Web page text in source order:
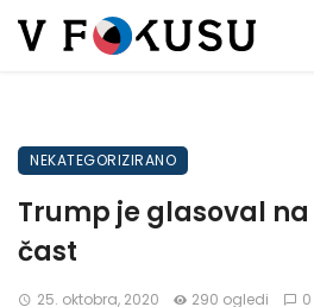
NEKATEGORIZIRANO
Trump je glasoval
čast
25. oktobra, 2020 290 ogledi 0